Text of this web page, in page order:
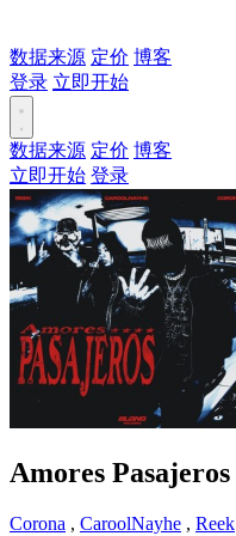
数据来源 定价 博客
登录 立即开始
数据来源 定价 博客
立即开始 登录
Amores Pasajeros
Corona , CaroolNayhe , Reek